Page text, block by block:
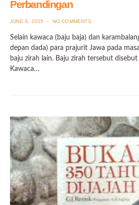
Perbandingan
POSTED
JUNE 6, 2025 NO COMMENTS
Selain kawaca (baju baja) dan
depan dada) para prajurit Jawa pada
baju zirah lain. Baju zirah tersebut
Kawaca…